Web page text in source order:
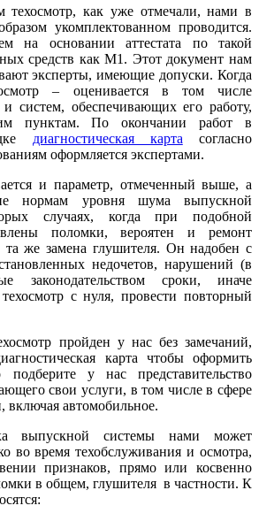
техосмотр, как уже отмечали, нами в
укомплектованном проводится.
на основании аттестата по такой
средств как M1. Этот документ нам
эксперты, имеющие допуски. Когда
– оценивается в том числе
и систем, обеспечивающих его работу,
пунктам. По окончании работ в
диагностическая карта согласно
оформляется экспертами.
и параметр, отмеченный выше, а
нормам уровня шума выпускной
случаях, когда при подобной
поломки, вероятен и ремонт
же замена глушителя. Он надобен с
недочетов, нарушений (в
законодательством сроки, иначе
с нуля, провести повторный
пройден у нас без замечаний,
карта чтобы оформить
у нас представительство
свои услуги, в том числе в сфере
включая автомобильное.
выпускной системы нами может
во время техобслуживания и осмотра,
признаков, прямо или косвенно
в общем, глушителя в частности. К